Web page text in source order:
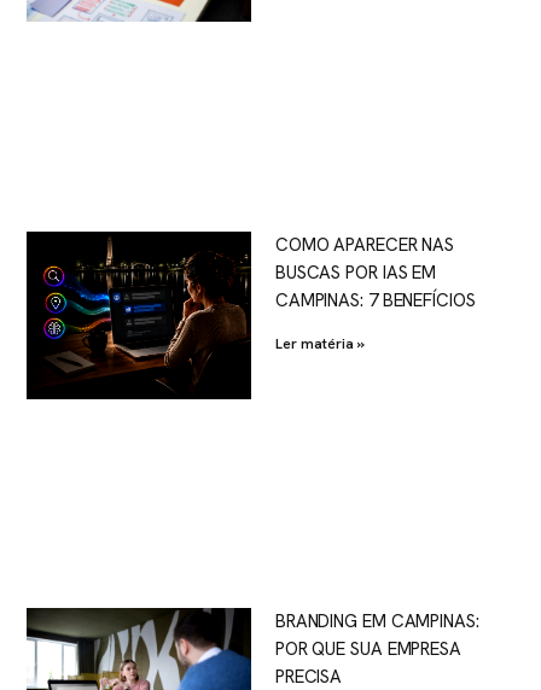
COMO APARECER NAS
BUSCAS POR IAS EM
CAMPINAS: 7 BENEFÍCIOS
Ler matéria »
BRANDING EM CAMPINAS:
POR QUE SUA EMPRESA
PRECISA